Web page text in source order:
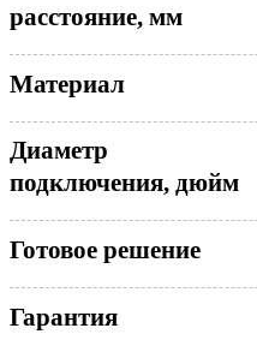
расстояние, мм
Материал
Диаметр
подключения, дюйм
Готовое решение
Гарантия